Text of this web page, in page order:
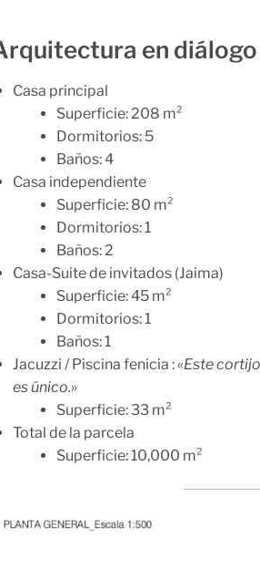
en diálogo
Casa principal
Superficie: 208 m²
Dormitorios: 5
Baños: 4
Casa independiente
Superficie: 80 m²
Dormitorios: 1
Baños: 2
Casa-Suite de invitados (Jaima)
Superficie: 45 m²
Dormitorios: 1
Baños: 1
Jacuzzi / Piscina fenicia : «Este
es único.»
Superficie: 33 m²
Total de la parcela
Superficie: 10,000 m²